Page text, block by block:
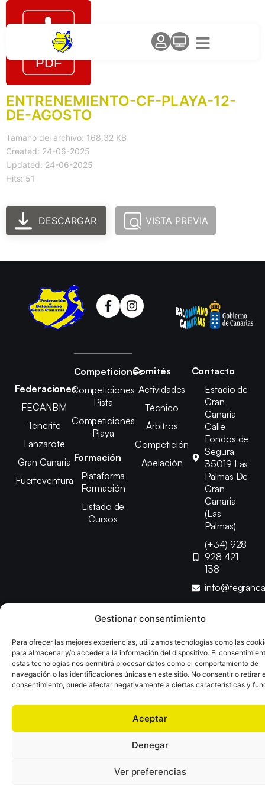
Gestionar consentimiento
Para ofrecer las mejores experiencias, utilizamos tecnologías como las
para almacenar y/o acceder a la información del dispositivo. El
estas tecnologías nos permitirá procesar datos como el comportamiento de
navegación o las identificaciones únicas en este sitio. No consentir o retirar
consentimiento, puede afectar negativamente a ciertas características y
Aceptar
Denegar
Ver preferencias
ENTRENEMIENTO-CF-PLAYA-12-
DE-AGOSTO
Tamaño del archivo: 168.32 KB
Created: 24-06-2025
Updated: 24-06-2025
Hits: 51
DESCARGAR VISTA PREVIA
Federaciones
FECANBM
Tenerife
Lanzarote
Gran Canaria
Fuerteventura
Competiciones
Competiciones
Pista
Competiciones
Playa
Formación
Plataforma
Formación
Listado de
Cursos
Comités
Actividades
Técnico
Árbitros
Competición
Apelación
Contacto
Estadio de
Gran
Canaria
Calle
Fondos de
Segura
35019 Las
Palmas De
Gran
Canaria
(Las
Palmas)
(+34) 928
928 421
138
Copyright © 2025 Federación Canaria de Balonmano |
Aviso LegalPolítica de CookiesPolítica de Privacidad
Declaración de AccesibilidadPolítica de Ventas